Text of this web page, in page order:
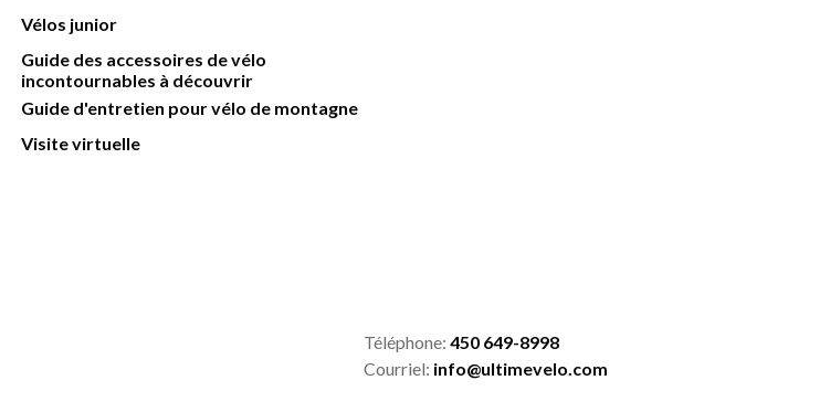
Vélos junior
Guide des accessoires de vélo
incontournables à découvrir
Guide d'entretien pour vélo de montagne
Visite virtuelle
Téléphone: 450 649-8998
Courriel: info@ultimevelo.com